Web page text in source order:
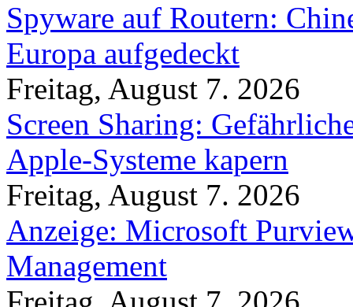
Spyware auf Routern:
Europa aufgedeckt
Freitag, August 7. 2026
Screen Sharing:
Apple-Systeme kapern
Freitag, August 7. 2026
Anzeige: Microsoft
Management